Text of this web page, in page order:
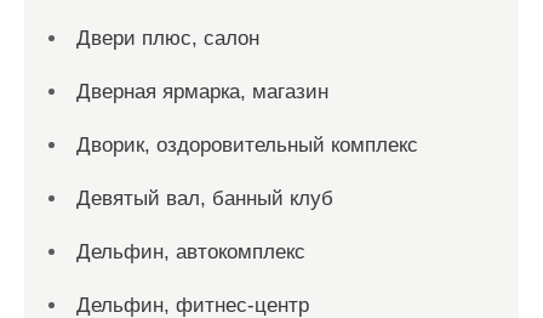
Двери плюс, салон
Дверная ярмарка, магазин
Дворик, оздоровительный комплекс
Девятый вал, банный клуб
Дельфин, автокомплекс
Дельфин, фитнес-центр